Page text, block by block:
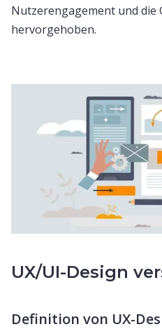
Nutzerengagement und die
hervorgehoben.
UX/UI-Design
Definition von UX-